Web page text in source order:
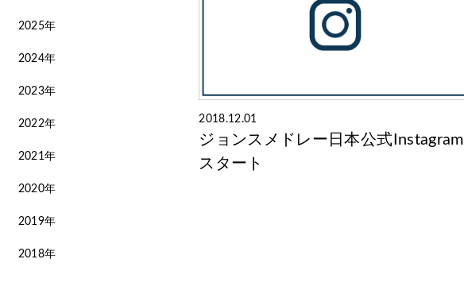
2018.12.01
ジョンスメドレー日本公式Instagram
スタート
2025年
2024年
2023年
2022年
2021年
2020年
2019年
2018年